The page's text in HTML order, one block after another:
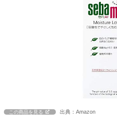
この商品を見る 出典：Amazon